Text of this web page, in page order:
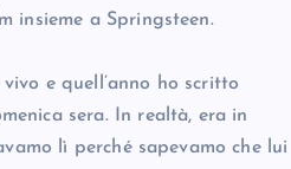
insieme a Springsteen.
e quell’anno ho scritto
sera. In realtà, era in
lì perché sapevamo che lui